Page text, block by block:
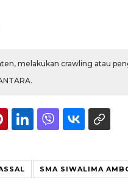
melakukan crawling atau
SMA SIWALIMA